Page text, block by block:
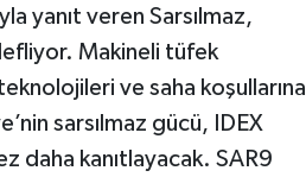
yanıt veren Sarsılmaz,
Makineli tüfek
ve saha koşullarına
sarsılmaz gücü, IDEX
daha kanıtlayacak. SAR9